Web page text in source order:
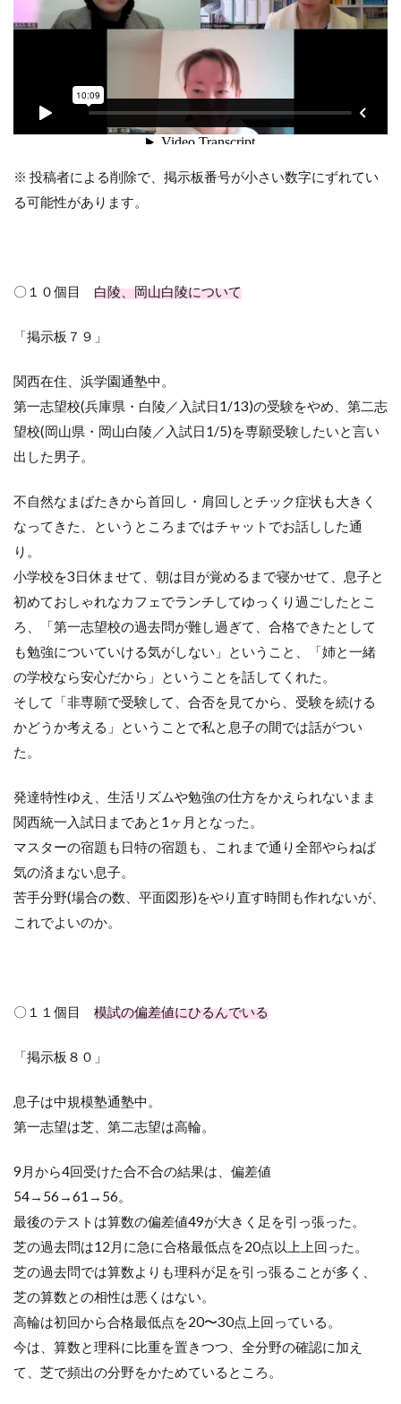
※ 投稿者による削除で、掲示板番号が小さい数字にずれてい
る可能性があります。
〇１０個目 白陵、岡山白陵について
「掲示板７９」
関西在住、浜学園通塾中。
第一志望校(兵庫県・白陵／入試日1/13)の受験をやめ、第二志
望校(岡山県・岡山白陵／入試日1/5)を専願受験したいと言い
出した男子。
不自然なまばたきから首回し・肩回しとチック症状も大きく
なってきた、というところまではチャットでお話しした通
り。
小学校を3日休ませて、朝は目が覚めるまで寝かせて、息子と
初めておしゃれなカフェでランチしてゆっくり過ごしたとこ
ろ、「第一志望校の過去問が難し過ぎて、合格できたとして
も勉強についていける気がしない」ということ、「姉と一緒
の学校なら安心だから」ということを話してくれた。
そして「非専願で受験して、合否を見てから、受験を続ける
かどうか考える」ということで私と息子の間では話がつい
た。
発達特性ゆえ、生活リズムや勉強の仕方をかえられないまま
関西統一入試日まであと 1 ヶ月となった。
マスターの宿題も日特の宿題も、これまで通り全部やらねば
気の済まない息子。
苦手分野(場合の数、平面図形)をやり直す時間も作れないが、
これでよいのか。
〇１１個目 模試の偏差値にひるんでいる
「掲示板８０」
息子は中規模塾通塾中。
第一志望は芝、第二志望は高輪。
9月から4回受けた合不合の結果は、偏差値
54→56→61→56。
最後のテストは算数の偏差値49が大きく足を引っ張った。
芝の過去問は12 月に急に合格最低点を20点以上上回った。
芝の過去問では算数よりも理科が足を引っ張ることが多く、
芝の算数との相性は悪くはない。
高輪は初回から合格最低点を20〜30点上回っている。
今は、算数と理科に比重を置きつつ、全分野の確認に加え
て、芝で頻出の分野をかためているところ。